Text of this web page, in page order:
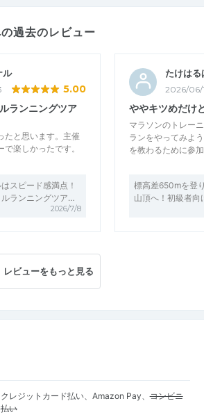
過去のレビュー
ル
5.00
ランニングツア
たと思います。主催
楽しかったです。
スピード感満点！
ランニングツア…
2026/7/8
たけはる
2026/06/
ややキツめだけ
マラソンのトレー
ランをやってみよ
を教わるために参
標高差650mを登
山頂へ！初級者
レビューをもっと見る
クレジットカード払い、Amazon Pay、コンビニ
払い